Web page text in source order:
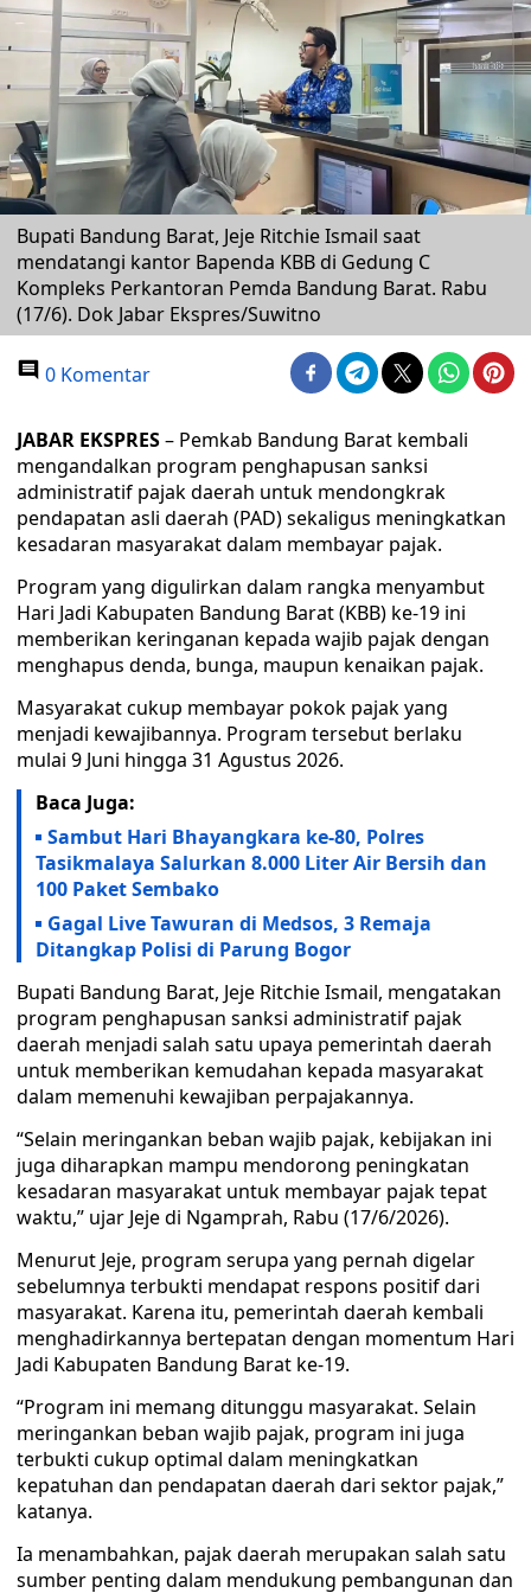
Bupati Bandung Barat, Jeje Ritchie Ismail saat
mendatangi kantor Bapenda KBB di Gedung C
Kompleks Perkantoran Pemda Bandung Barat. Rabu
(17/6). Dok Jabar Ekspres/Suwitno
0 Komentar
JABAR EKSPRES– Pemkab Bandung Barat kembali
mengandalkan program penghapusan sanksi
administratif pajak daerah untuk mendongkrak
pendapatan asli daerah (PAD) sekaligus meningkatkan
kesadaran masyarakat dalam membayar pajak.
Program yang digulirkan dalam rangka menyambut
Hari Jadi Kabupaten Bandung Barat (KBB) ke-19 ini
memberikan keringanan kepada wajib pajak dengan
menghapus denda, bunga, maupun kenaikan pajak.
Masyarakat cukup membayar pokok pajak yang
menjadi kewajibannya. Program tersebut berlaku
mulai 9 Juni hingga 31 Agustus 2026.
Baca Juga:
Sambut Hari Bhayangkara ke-80, Polres
Tasikmalaya Salurkan 8.000 Liter Air Bersih dan
100 Paket Sembako
Gagal Live Tawuran di Medsos, 3 Remaja
Ditangkap Polisi di Parung Bogor
Bupati Bandung Barat, Jeje Ritchie Ismail, mengatakan
program penghapusan sanksi administratif pajak
daerah menjadi salah satu upaya pemerintah daerah
untuk memberikan kemudahan kepada masyarakat
dalam memenuhi kewajiban perpajakannya.
“Selain meringankan beban wajib pajak, kebijakan ini
juga diharapkan mampu mendorong peningkatan
kesadaran masyarakat untuk membayar pajak tepat
waktu,” ujar Jeje di Ngamprah, Rabu (17/6/2026).
Menurut Jeje, program serupa yang pernah digelar
sebelumnya terbukti mendapat respons positif dari
masyarakat. Karena itu, pemerintah daerah kembali
menghadirkannya bertepatan dengan momentum Hari
Jadi Kabupaten Bandung Barat ke-19.
“Program ini memang ditunggu masyarakat. Selain
meringankan beban wajib pajak, program ini juga
terbukti cukup optimal dalam meningkatkan
kepatuhan dan pendapatan daerah dari sektor pajak,”
katanya.
Ia menambahkan, pajak daerah merupakan salah satu
sumber penting dalam mendukung pembangunan dan